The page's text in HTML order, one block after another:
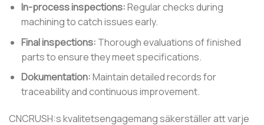
In-process inspections:Regular checks during
machining to catch issues early.
Final inspections: Thorough evaluations of finished
parts to ensure they meet specifications.
Dokumentation:Maintain detailed records for
traceability and continuous improvement.
CNCRUSH:s kvalitetsengagemang säkerställer att varje